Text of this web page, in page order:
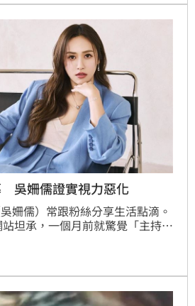
驗，並安裝新的水表，7～8月的
水卻表示送驗的水表沒問題，已
，這讓所有住戶氣炸。
吳姍儒證實視力惡化
姍儒）常跟粉絲分享生活點滴。
坦承，一個月前就驚覺「主持的
來，近視度數從原本約125度加
考慮雷射手術，至少要配戴正確
力進一步惡化。